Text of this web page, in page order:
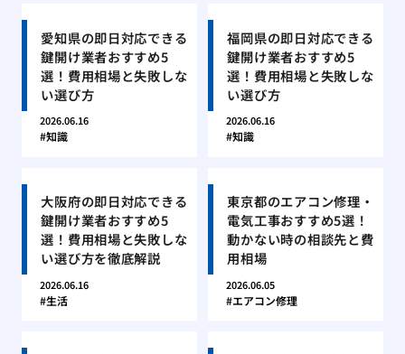
愛知県の即日対応できる
鍵開け業者おすすめ5
選！費用相場と失敗しな
い選び方
2026.06.16
知識
福岡県の即日対応できる
鍵開け業者おすすめ5
選！費用相場と失敗しな
い選び方
2026.06.16
知識
大阪府の即日対応できる
鍵開け業者おすすめ5
選！費用相場と失敗しな
い選び方を徹底解説
2026.06.16
生活
東京都のエアコン修理・
電気工事おすすめ5選！
動かない時の相談先と費
用相場
2026.06.05
エアコン修理